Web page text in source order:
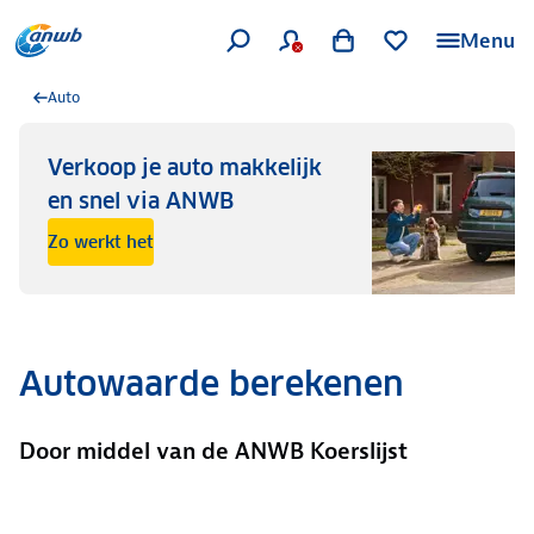
Menu
Auto
Verkoop je auto makkelijk
en snel via ANWB
Zo werkt het
Autowaarde berekenen
Door middel van de ANWB Koerslijst